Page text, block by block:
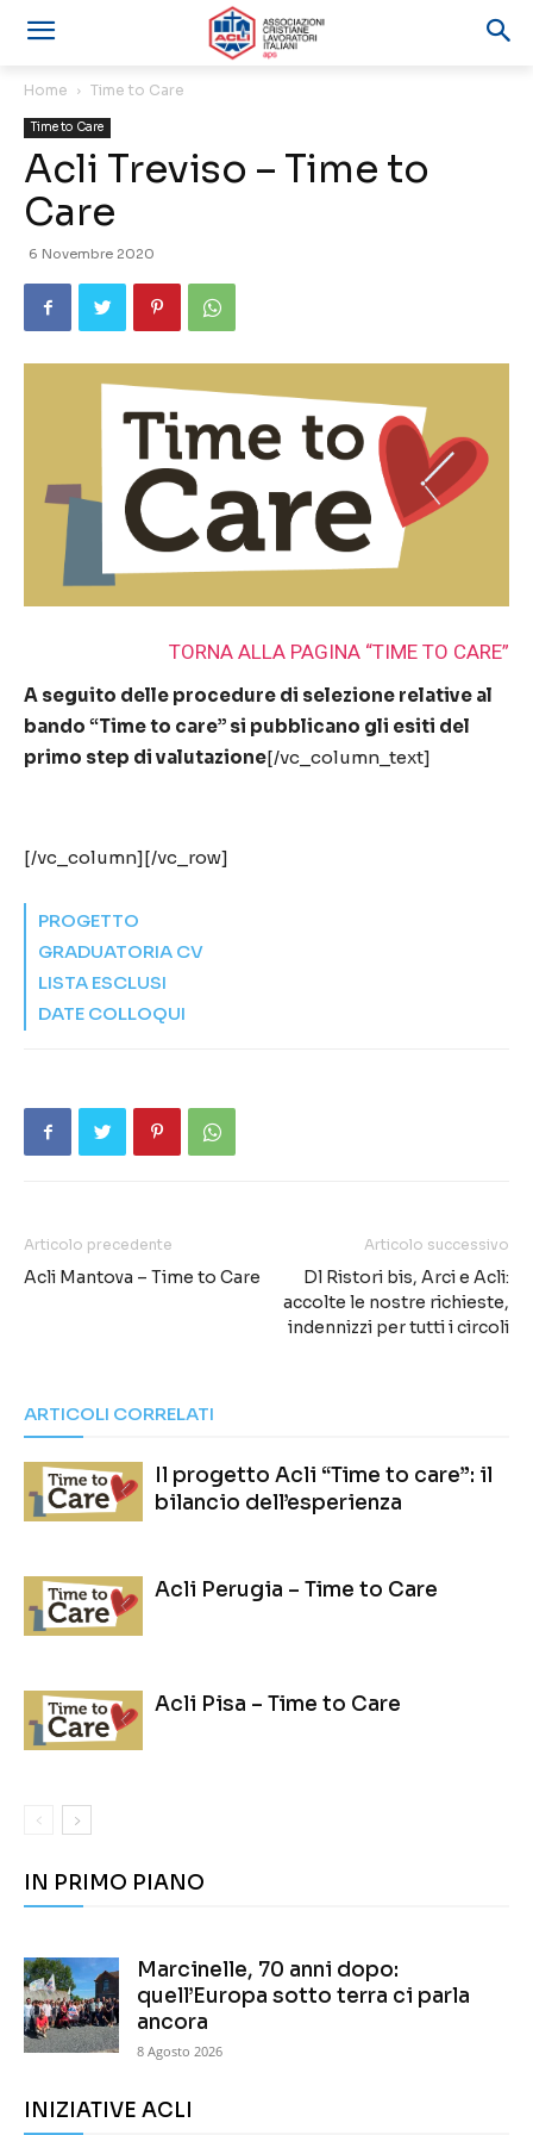
Home Time to Care
Time to Care
Acli Treviso – Time to
Care
6 Novembre 2020
TORNA ALLA PAGINA “TIME TO CARE”
A seguito delle procedure di selezione relative al
bando “Time to care” si pubblicano gli esiti del
primo step di valutazione[/vc_column_text]
[/vc_column][/vc_row]
PROGETTO
GRADUATORIA CV
LISTA ESCLUSI
DATE COLLOQUI
Articolo precedente
Acli Mantova – Time to Care
Articolo successivo
Dl Ristori bis, Arci e Acli:
accolte le nostre richieste,
indennizzi per tutti i circoli
ARTICOLI CORRELATI
Il progetto Acli “Time to care”: il
bilancio dell’esperienza
Acli Perugia – Time to Care
Acli Pisa – Time to Care
IN PRIMO PIANO
Marcinelle, 70 anni dopo:
quell’Europa sotto terra ci parla
ancora
8 Agosto 2026
INIZIATIVE ACLI